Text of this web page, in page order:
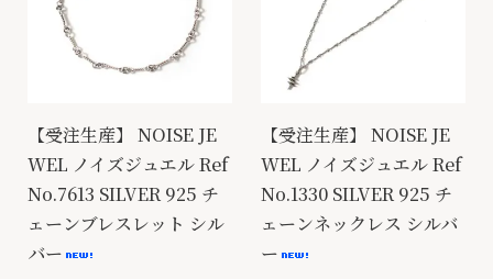
【受注生産】 NOISE JE
WEL ノイズジュエル Ref
No.7613 SILVER 925 チ
ェーンブレスレット シル
バー
【受注生産】 NOISE JE
WEL ノイズジュエル Ref
No.1330 SILVER 925 チ
ェーンネックレス シルバ
ー